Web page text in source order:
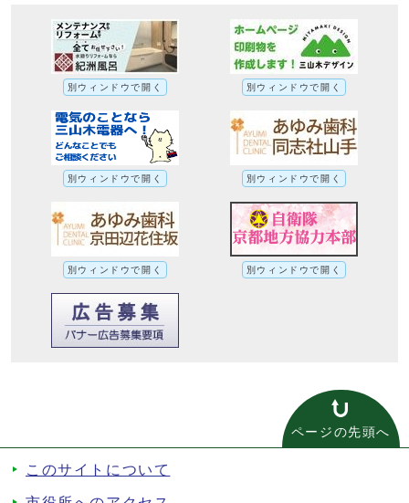
別ウィンドウで開く 別ウィンドウで開く
別ウィンドウで開く 別ウィンドウで開く
別ウィンドウで開く 別ウィンドウで開く
ページの先頭へ
このサイトについて